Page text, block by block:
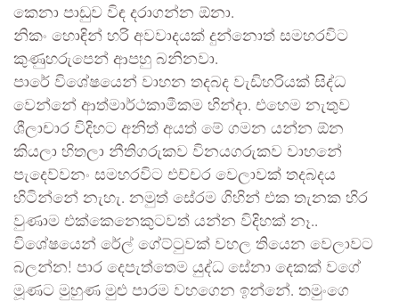
කෙනා පාඩුව විඳ දරාගන්න ඕනා.
නිකං හොඳින් හරි අවවාදයක් දුන්නොත් සමහරවිට
කුණුහරුපෙන් ආපහු බනිනවා.
පාරේ විශේෂයෙන් වාහන තදබද වැඩිහරියක් සිද්ධ
වෙන්නේ ආත්මාර්ථකාමීකම හින්දා. එහෙම නැතුව
ශීලාචාර විදිහට අනිත් අයත් මේ ගමන යන්න ඕන
කියලා හිතලා නීතිගරුකව විනයගරුකව වාහනේ
පැදෙව්වනං සමහරවිට එච්චර වෙලාවක් තදබදය
හිටින්නේ නැහැ. නමුත් සේරම ගිහින් එක තැනක හිර
වුණාම එක්කෙනෙකුටවත් යන්න විදිහක් නෑ..
විශේෂයෙන් රේල් ගේට්ටුවක් වහල තියෙන වෙලාවට
බලන්න! පාර දෙපැත්තෙම යුද්ධ සේනා දෙකක් වගේ
මූණට මුහුණ මුළු පාරම වහගෙන ඉන්නේ. තමුංගෙ